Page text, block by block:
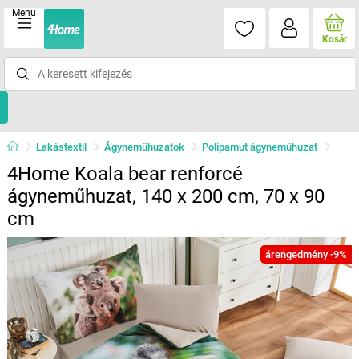
Menu
Kosár
Lakástextil Ágyneműhuzatok Polipamut ágyneműhuzat
4Home Koala bear renforcé
ágyneműhuzat, 140 x 200 cm, 70 x 90
cm
árengedmény -9%